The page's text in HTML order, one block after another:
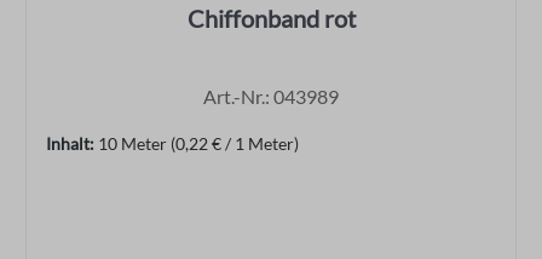
Chiffonband rot
Art.-Nr.: 043989
Inhalt: 10 Meter (0,22 € / 1 Meter)